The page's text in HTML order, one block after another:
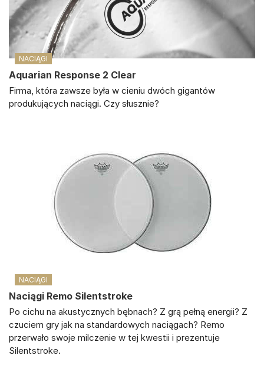
NACIĄGI
Aquarian Response 2 Clear
Firma, która zawsze była w cieniu dwóch gigantów
produkujących naciągi. Czy słusznie?
NACIĄGI
Naciągi Remo Silentstroke
Po cichu na akustycznych bębnach? Z grą pełną energii? Z
czuciem gry jak na standardowych naciągach? Remo
przerwało swoje milczenie w tej kwestii i prezentuje
Silentstroke.